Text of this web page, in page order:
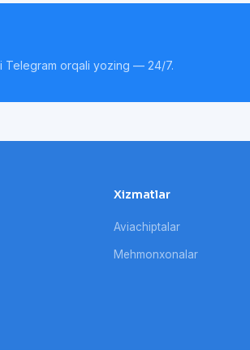
orqali yozing — 24/7.
Xizmatlar
Aviachiptalar
Mehmonxonalar